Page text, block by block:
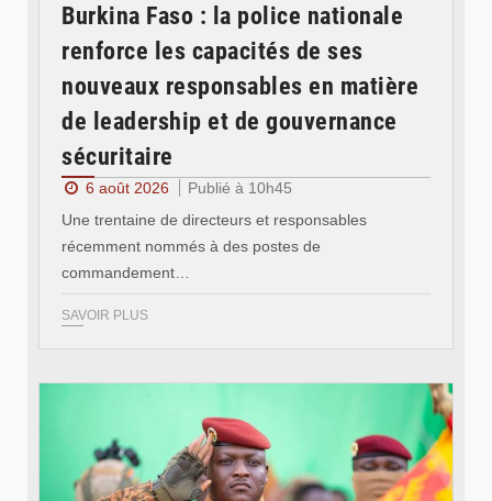
Burkina Faso : la police nationale
renforce les capacités de ses
nouveaux responsables en matière
de leadership et de gouvernance
sécuritaire
6 août 2026
Publié à 10h45
Une trentaine de directeurs et responsables
récemment nommés à des postes de
commandement…
SAVOIR PLUS